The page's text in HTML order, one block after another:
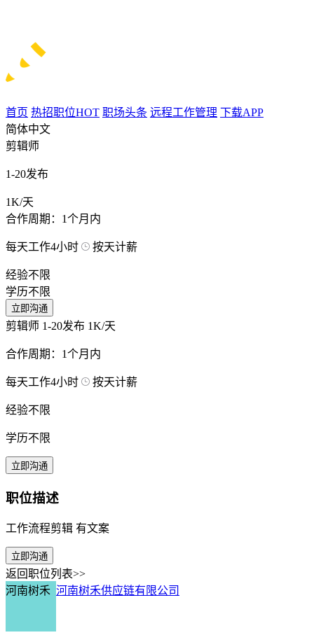
首页 热招职位HOT 职场头条 远程工作管理 下载APP
简体中文
剪辑师
1-20发布
1K/天
合作周期：1个月内
每天工作4小时 按天计薪
经验不限
学历不限
立即沟通
剪辑师 1-20发布 1K/天
合作周期：1个月内
每天工作4小时 按天计薪
经验不限
学历不限
立即沟通
职位描述
工作流程剪辑 有文案
立即沟通
返回职位列表>>
河南树禾 河南树禾供应链有限公司